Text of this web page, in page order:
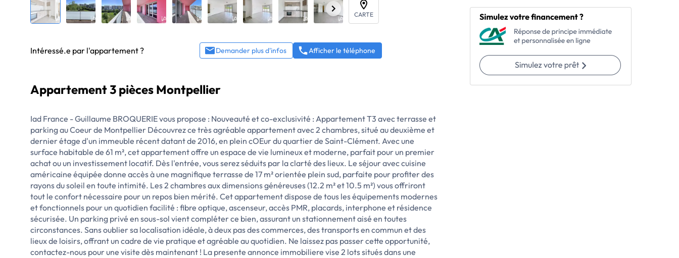
CARTE
Intéressé.e par l'appartement ? Demander plus d'infos Afficher le téléphone
Appartement 3 pièces Montpellier
Iad France - Guillaume BROQUERIE vous propose : Nouveauté et co-exclusivité : Appartement T3 avec terrasse et
parking au Coeur de Montpellier Découvrez ce très agréable appartement avec 2 chambres, situé au deuxième et
dernier étage d'un immeuble récent datant de 2016, en plein cOEur du quartier de Saint-Clément. Avec une
surface habitable de 61 m², cet appartement offre un espace de vie lumineux et moderne, parfait pour un premier
achat ou un investissement locatif. Dès l'entrée, vous serez séduits par la clarté des lieux. Le séjour avec cuisine
américaine équipée donne accès à une magnifique terrasse de 17 m² orientée plein sud, parfaite pour profiter des
rayons du soleil en toute intimité. Les 2 chambres aux dimensions généreuses (12.2 m² et 10.5 m²) vous offriront
tout le confort nécessaire pour un repos bien mérité. Cet appartement dispose de tous les équipements modernes
et fonctionnels pour un quotidien facilité : fibre optique, ascenseur, accès PMR, placards, interphone et résidence
sécurisée. Un parking privé en sous-sol vient compléter ce bien, assurant un stationnement aisé en toutes
circonstances. Sans oublier sa localisation idéale, à deux pas des commerces, des transports en commun et des
lieux de loisirs, offrant un cadre de vie pratique et agréable au quotidien. Ne laissez pas passer cette opportunité,
contactez-nous pour une visite dès maintenant ! La presente annonce immobiliere vise 2 lots situés dans une